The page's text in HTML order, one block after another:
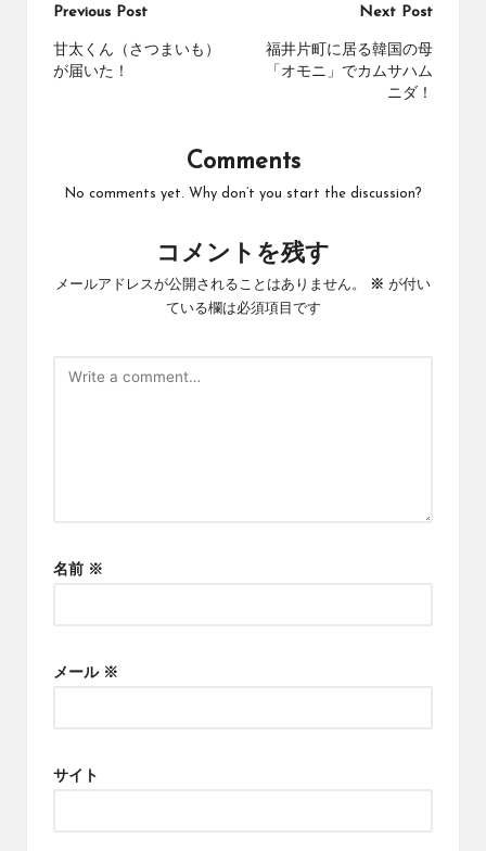
Post
navigation
Previous Post
甘太くん（さつまいも）
が届いた！
Next Post
福井片町に居る韓国の母
「オモニ」でカムサハム
ニダ！
Comments
No comments yet. Why don’t you start the discussion?
コメントを残す
メールアドレスが公開されることはありません。 ※ が付い
ている欄は必須項目です
名前 ※
メール ※
サイト